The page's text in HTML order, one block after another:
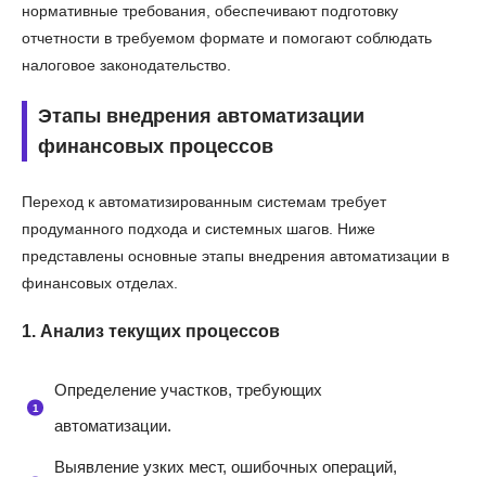
нормативные требования, обеспечивают подготовку
отчетности в требуемом формате и помогают соблюдать
налоговое законодательство.
Этапы внедрения автоматизации
финансовых процессов
Переход к автоматизированным системам требует
продуманного подхода и системных шагов. Ниже
представлены основные этапы внедрения автоматизации в
финансовых отделах.
1. Анализ текущих процессов
Определение участков, требующих
автоматизации.
Выявление узких мест, ошибочных операций,